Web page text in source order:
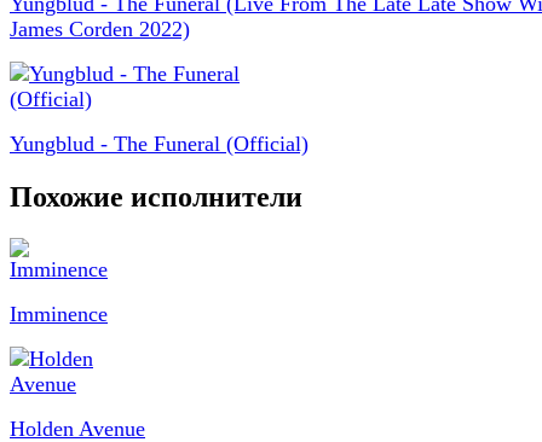
James Corden 2022)
Yungblud - The Funeral (Official)
Похожие исполнители
Imminence
Holden Avenue